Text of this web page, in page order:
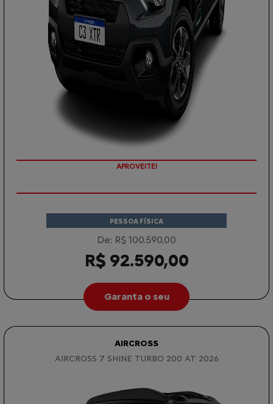
APROVEITE!
PESSOA FÍSICA
De: R$ 100.590,00
R$ 92.590,00
Garanta o seu
AIRCROSS
AIRCROSS 7 SHINE TURBO 200 AT 2026